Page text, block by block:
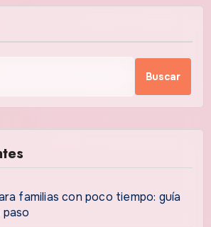
Buscar
familias con poco tiempo: guía